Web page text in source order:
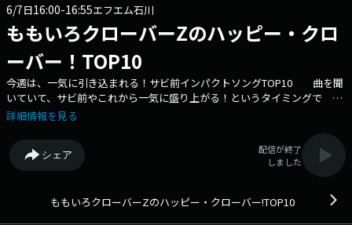
6/7日16:00-16:55エフエム石川
ももいろクローバーZのハッピー・クロ
ーバー！TOP10
今週は、一気に引き込まれる！サビ前インパクトソングTOP10 曲を聞
いていて、サビ前やこれから一気に盛り上がる！というタイミングで イ
ンパクト大な演出があって、大盛り上がり！！ 今回のハピクロは、そん
果音が入っていたり、楽器が特徴的な音で盛り上げていたり、 変わった
歌詞が耳を引く！ などなど、あなたが、サビ入りに引き込まれるなぁ～
と思えばOKです！ 思い出やエピソードもあればぜひ一緒に教えてくだ
たせしました！ 今回はスペシャル企画「ランクイン曲当てクイズ」を実
詳細情報を見る
シェア
配信が終了
しました
ももいろクローバーZのハッピー・クローバー!TOP10